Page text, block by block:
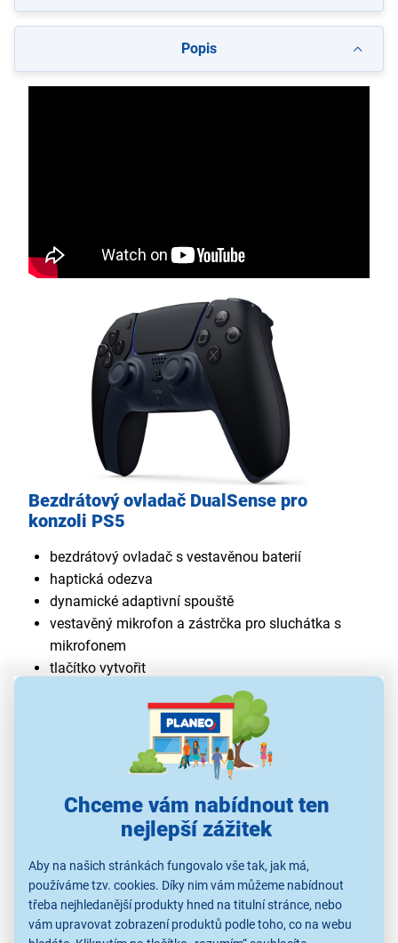
Chceme vám nabídnout ten
nejlepší zážitek
Aby na našich stránkách fungovalo vše tak, jak má,
používáme tzv. cookies. Díky nim vám můžeme nabídnout
třeba nejhledanější produkty hned na titulní stránce, nebo
vám upravovat zobrazení produktů podle toho, co na webu
Popis
Bezdrátový ovladač DualSense pro
konzoli PS5
bezdrátový ovladač s vestavěnou baterií
haptická odezva
dynamické adaptivní spouště
vestavěný mikrofon a zástrčka pro sluchátka s
mikrofonem
tlačítko vytvořit
Bezdrátový ovladač DualSense-